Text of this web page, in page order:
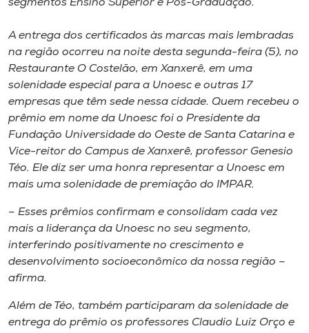
Museu
Unoesc
Store
Selecione
A+
A-
segmentos Ensino Superior e Pós-Graduação.
A entrega dos certificados às marcas mais lembradas
na região ocorreu na noite desta segunda-feira (5), no
Restaurante O Costelão, em Xanxerê, em uma
solenidade especial para a Unoesc e outras 17
empresas que têm sede nessa cidade. Quem recebeu o
prêmio em nome da Unoesc foi o Presidente da
Fundação Universidade do Oeste de Santa Catarina e
Vice-reitor do Campus de Xanxerê, professor Genesio
Téo. Ele diz ser uma honra representar a Unoesc em
mais uma solenidade de premiação do IMPAR.
– Esses prêmios confirmam e consolidam cada vez
mais a liderança da Unoesc no seu segmento,
interferindo positivamente no crescimento e
desenvolvimento socioeconômico da nossa região –
afirma.
Além de Téo, também participaram da solenidade de
entrega do prêmio os professores Claudio Luiz Orço e